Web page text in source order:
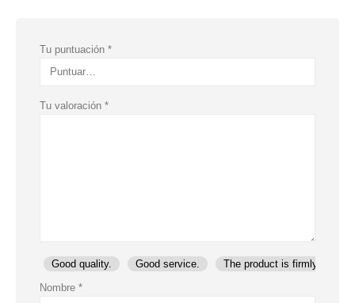
Tu puntuación *
Tu valoración *
Good quality. Good service.
The product is firmly
Nombre *